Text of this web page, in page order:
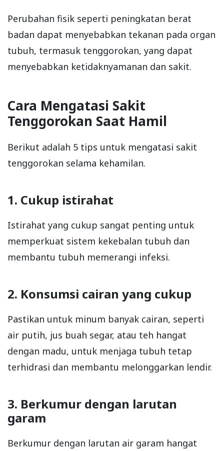
Perubahan fisik seperti peningkatan berat
badan dapat menyebabkan tekanan pada organ
tubuh, termasuk tenggorokan, yang dapat
menyebabkan ketidaknyamanan dan sakit.
Cara Mengatasi Sakit
Tenggorokan Saat Hamil
Berikut adalah 5 tips untuk mengatasi sakit
tenggorokan selama kehamilan.
1. Cukup istirahat
Istirahat yang cukup sangat penting untuk
memperkuat sistem kekebalan tubuh dan
membantu tubuh memerangi infeksi.
2. Konsumsi cairan yang cukup
Pastikan untuk minum banyak cairan, seperti
air putih, jus buah segar, atau teh hangat
dengan madu, untuk menjaga tubuh tetap
terhidrasi dan membantu melonggarkan lendir.
3. Berkumur dengan larutan
garam
Berkumur dengan larutan air garam hangat